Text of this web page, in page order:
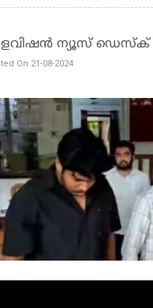
ന്യൂസ് ഡെസ്‌ക്
On 21-08-2024